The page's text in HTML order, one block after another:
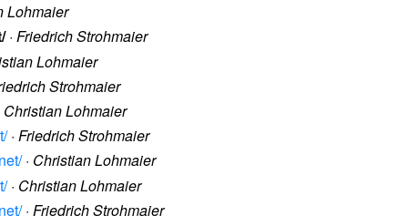
Lohmaier
· Friedrich Strohmaier
Lohmaier
Strohmaier
Christian Lohmaier
· Friedrich Strohmaier
· Christian Lohmaier
· Christian Lohmaier
· Friedrich Strohmaier